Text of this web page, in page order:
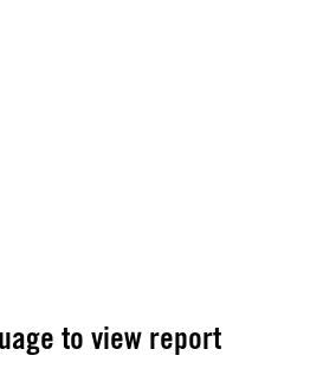
to view report